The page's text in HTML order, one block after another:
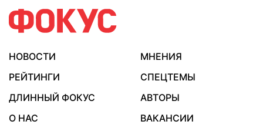
НОВОСТИ
МНЕНИЯ
РЕЙТИНГИ
СПЕЦТЕМЫ
ДЛИННЫЙ ФОКУС
АВТОРЫ
О НАС
ВАКАНСИИ